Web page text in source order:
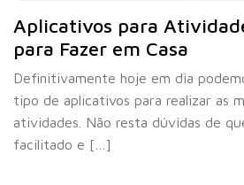
Aplicativos para
para Fazer em Casa
Definitivamente hoje em dia
tipo de aplicativos para realizar as
atividades. Não resta dúvidas de
facilitado e […]